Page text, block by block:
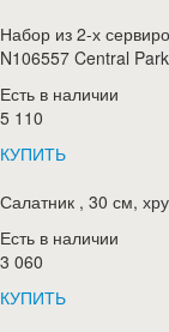
Набор из 2-х
N106557 Central
Есть в наличии
5 110
КУПИТЬ
Салатник , 30 см,
Есть в наличии
3 060
КУПИТЬ